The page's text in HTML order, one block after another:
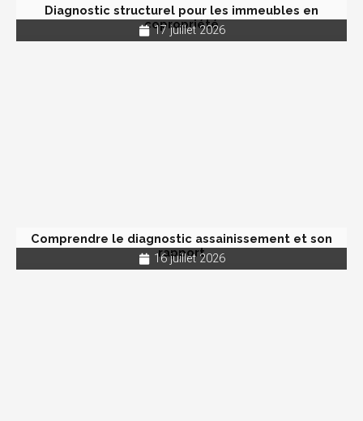
Diagnostic structurel pour les immeubles en
copropriété
17 juillet 2026
Comprendre le diagnostic assainissement et son
rapport
16 juillet 2026